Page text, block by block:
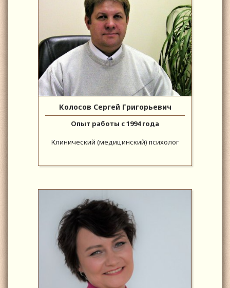
Колосов Сергей Григорьевич
Опыт работы с 1994 года
Клинический (медицинский) психолог